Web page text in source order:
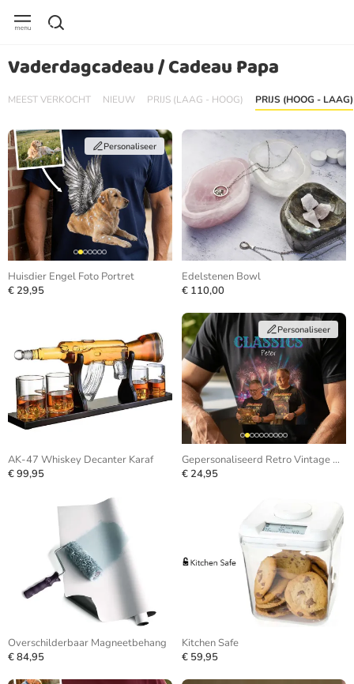
Vaderdagcadeau / Cadeau Papa
MEEST VERKOCHT NIEUW PRIJS (LAAG - HOOG) PRIJS (HOOG - LAAG)
Personaliseer
Huisdier Engel Foto Portret
€ 29,95
Edelstenen Bowl
€ 110,00
AK-47 Whiskey Decanter Karaf
€ 99,95
Personaliseer
Gepersonaliseerd Retro Vintage Bootleg T-shirt
€ 24,95
Overschilderbaar Magneetbehang
€ 84,95
Kitchen Safe
€ 59,95